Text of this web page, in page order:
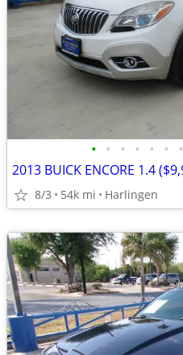
• • • • • • •
8/3 54k mi Harlingen